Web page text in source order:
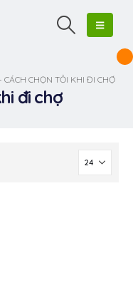
CÁCH CHỌN TỎI KHI ĐI CHỢ
đi chợ